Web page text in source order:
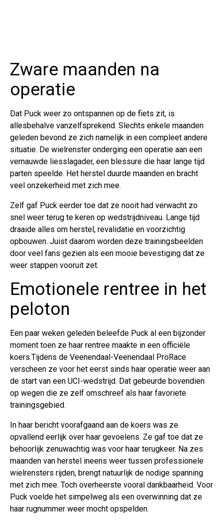
Zware maanden na
operatie
Dat Puck weer zo ontspannen op de fiets zit, is
allesbehalve vanzelfsprekend. Slechts enkele maanden
geleden bevond ze zich namelijk in een compleet andere
situatie. De wielrenster onderging een operatie aan een
vernauwde liesslagader, een blessure die haar lange tijd
parten speelde. Het herstel duurde maanden en bracht
veel onzekerheid met zich mee.
Zelf gaf Puck eerder toe dat ze nooit had verwacht zo
snel weer terug te keren op wedstrijdniveau. Lange tijd
draaide alles om herstel, revalidatie en voorzichtig
opbouwen. Juist daarom worden deze trainingsbeelden
door veel fans gezien als een mooie bevestiging dat ze
weer stappen vooruit zet.
Emotionele rentree in het
peloton
Een paar weken geleden beleefde Puck al een bijzonder
moment toen ze haar rentree maakte in een officiële
koers.Tijdens de Veenendaal-Veenendaal ProRace
verscheen ze voor het eerst sinds haar operatie weer aan
de start van een UCI-wedstrijd. Dat gebeurde bovendien
op wegen die ze zelf omschreef als haar favoriete
trainingsgebied.
In haar bericht voorafgaand aan de koers was ze
opvallend eerlijk over haar gevoelens. Ze gaf toe dat ze
behoorlijk zenuwachtig was voor haar terugkeer. Na zes
maanden van herstel ineens weer tussen professionele
wielrensters rijden, brengt natuurlijk de nodige spanning
met zich mee. Toch overheerste vooral dankbaarheid. Voor
Puck voelde het simpelweg als een overwinning dat ze
haar rugnummer weer mocht opspelden.